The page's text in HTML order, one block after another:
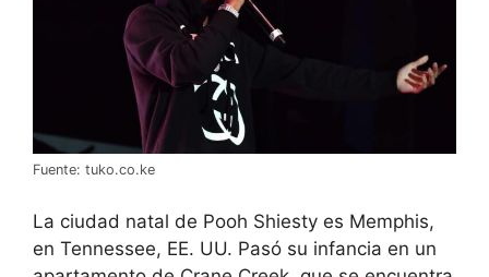
Fuente: tuko.co.ke
La ciudad natal de Pooh Shiesty es Memphis,
en Tennessee, EE. UU. Pasó su infancia en un